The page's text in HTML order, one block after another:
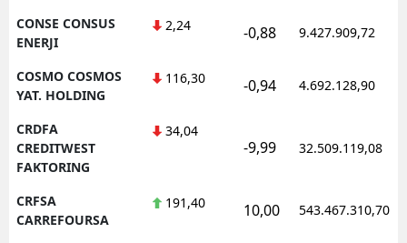
CONSE CONSUS
ENERJI
2,24 -0,88 9.427.909,72
COSMO COSMOS
YAT. HOLDING
116,30 -0,94 4.692.128,90
CRDFA
CREDITWEST
FAKTORING
34,04
-9,99 32.509.119,08
CRFSA
CARREFOURSA
191,40 10,00 543.467.310,70